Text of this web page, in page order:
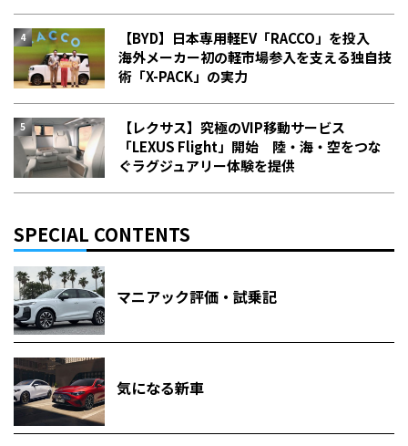
【BYD】日本専用軽EV「RACCO」を投入
海外メーカー初の軽市場参入を支える独自技
術「X-PACK」の実力
【レクサス】究極のVIP移動サービス
「LEXUS Flight」開始 陸・海・空をつな
ぐラグジュアリー体験を提供
SPECIAL CONTENTS
マニアック評価・試乗記
気になる新車